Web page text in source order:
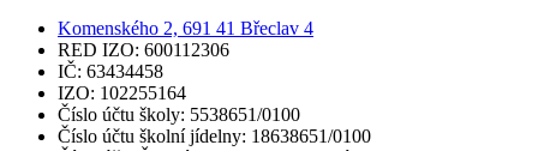
Komenského 2, 691 41 Břeclav 4
RED IZO: 600112306
IČ: 63434458
IZO: 102255164
Číslo účtu školy: 5538651/0100
Číslo účtu školní jídelny: 18638651/0100